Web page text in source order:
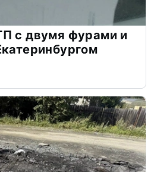
с двумя фурами и